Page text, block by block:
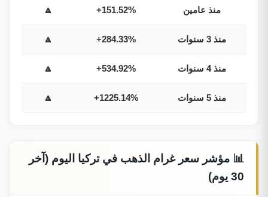
منذ عامين +151.52%
🔼
منذ 3 سنوات +284.33%
🔼
منذ 4 سنوات +534.92%
🔼
منذ 5 سنوات +1225.14%
🔼
📊 مؤشر سعر غرام الذهب في تركيا اليوم (آخر
30 يوم)